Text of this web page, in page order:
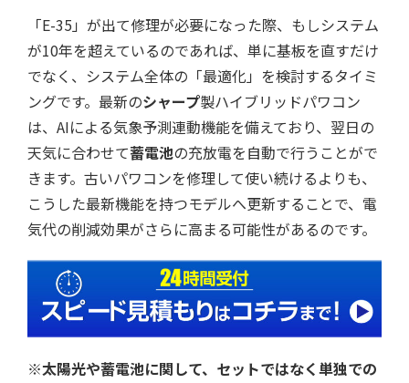
「E-35」が出て修理が必要になった際、もしシステム
が10年を超えているのであれば、単に基板を直すだけ
でなく、システム全体の「最適化」を検討するタイミ
ングです。最新のシャープ製ハイブリッドパワコン
は、AIによる気象予測連動機能を備えており、翌日の
天気に合わせて蓄電池の充放電を自動で行うことがで
きます。古いパワコンを修理して使い続けるよりも、
こうした最新機能を持つモデルへ更新することで、電
気代の削減効果がさらに高まる可能性があるのです。
※太陽光や蓄電池に関して、セットではなく単独での